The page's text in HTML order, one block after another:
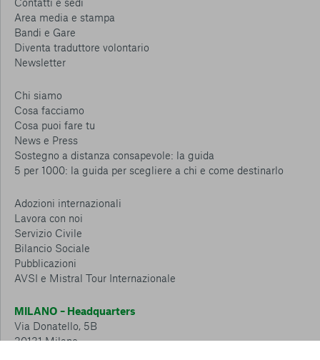
Area media e stampa
Bandi e Gare
Diventa traduttore volontario
Newsletter
Chi siamo
Cosa facciamo
Cosa puoi fare tu
News e Press
Sostegno a distanza consapevole: la guida
5 per 1000: la guida per scegliere a chi e come destinarlo
Adozioni internazionali
Lavora con noi
Servizio Civile
Bilancio Sociale
Pubblicazioni
AVSI e Mistral Tour Internazionale
MILANO – Headquarters
Via Donatello, 5B
20131 Milano